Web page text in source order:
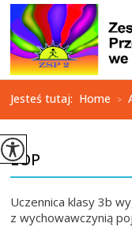
Jesteś tutaj: Home >
LOP
Uczennica klasy 3b
z wychowawczynią